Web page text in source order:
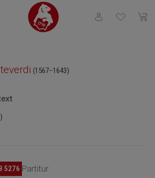
Tienes 0 El
(1567–1643)
5276 Partitur